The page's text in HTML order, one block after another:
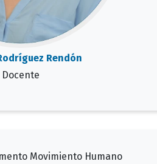
Rendón
Docente
Movimiento Humano